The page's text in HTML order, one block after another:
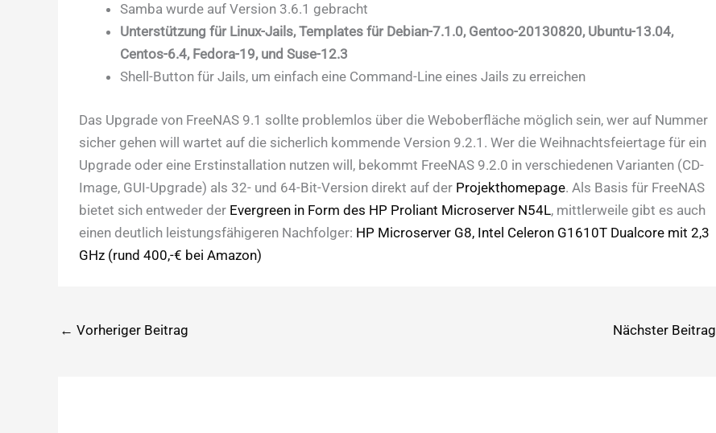
Samba wurde auf Version 3.6.1 gebracht
Unterstützung für Linux-Jails, Templates für Debian-7.1.0, Gentoo-20130820, Ubuntu-13.04,
Centos-6.4, Fedora-19, und Suse-12.3
Shell-Button für Jails, um einfach eine Command-Line eines Jails zu erreichen
Das Upgrade von FreeNAS 9.1 sollte problemlos über die Weboberfläche möglich sein, wer auf Nummer
sicher gehen will wartet auf die sicherlich kommende Version 9.2.1. Wer die Weihnachtsfeiertage für ein
Upgrade oder eine Erstinstallation nutzen will, bekommt FreeNAS 9.2.0 in verschiedenen Varianten (CD-
Image, GUI-Upgrade) als 32- und 64-Bit-Version direkt auf der Projekthomepage. Als Basis für FreeNAS
bietet sich entweder der Evergreen in Form des HP Proliant Microserver N54L, mittlerweile gibt es auch
einen deutlich leistungsfähigeren Nachfolger: HP Microserver G8, Intel Celeron G1610T Dualcore mit 2,3
GHz (rund 400,-€ bei Amazon)
← Vorheriger Beitrag Nächster Beitrag